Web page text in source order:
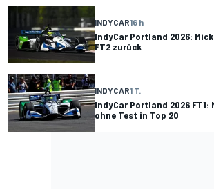
INDYCAR16 h
IndyCar Portland 2026:
FT2 zurück
INDYCAR1 T.
IndyCar Portland 2026 FT1:
ohne Test in Top 20